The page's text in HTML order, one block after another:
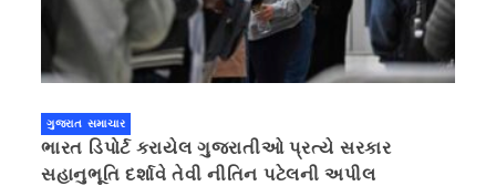
ગુજરાત સમાચાર
ભારત ડિપોર્ટ કરાયેલ ગુજરાતીઓ પ્રત્યે સરકાર
સહાનુભૂતિ દર્શાવે તેવી નીતિન પટેલની અપીલ